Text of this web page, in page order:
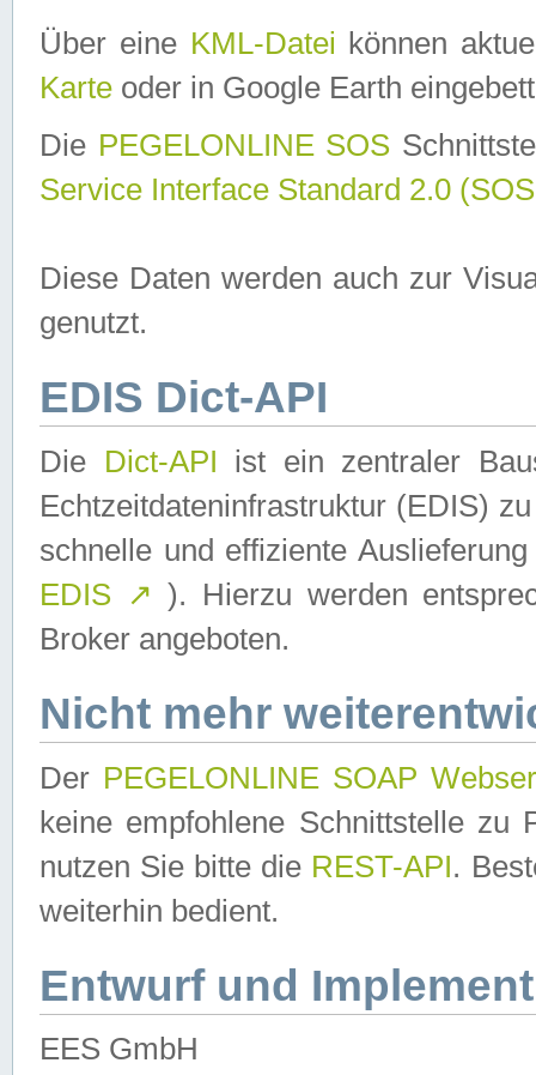
Über eine KML-Datei können
Karte oder in Google Earth
Die PEGELONLINE SOS
Service Interface Standard 2.0
Diese Daten werden auch zur
genutzt.
EDIS Dict-API
Die Dict-API ist ein zentraler
Echtzeitdateninfrastruktur (EDIS)
schnelle und effiziente
EDIS ↗ ). Hierzu werden
Broker angeboten.
Nicht mehr
Der PEGELONLINE SOAP
keine empfohlene Schnittstelle zu
nutzen Sie bitte die REST-API.
weiterhin bedient.
Entwurf und
EES GmbH